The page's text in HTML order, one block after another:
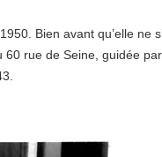
Bien avant qu’elle ne
rue de Seine, guidée